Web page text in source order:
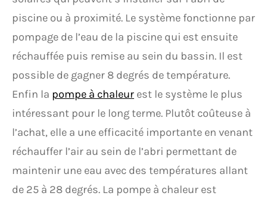
piscine ou à proximité. Le système fonctionne par
pompage de l’eau de la piscine qui est ensuite
réchauffée puis remise au sein du bassin. Il est
possible de gagner 8 degrés de température.
Enfin la pompe à chaleur est le système le plus
intéressant pour le long terme. Plutôt coûteuse à
l’achat, elle a une efficacité importante en venant
réchauffer l’air au sein de l’abri permettant de
maintenir une eau avec des températures allant
de 25 à 28 degrés. La pompe à chaleur est